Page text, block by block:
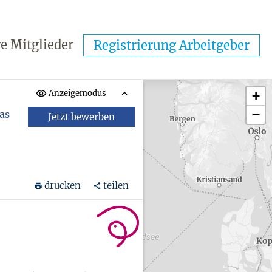
Mitglieder Registrierung Arbeitgeber
Anzeigemodus
Jetzt bewerben
drucken teilen
+
−